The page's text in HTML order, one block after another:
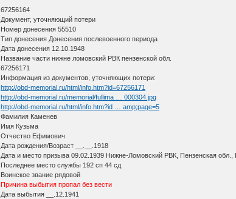
67256164
Документ, уточняющий потери
Номер донесения 55510
Тип донесения Донесения послевоенного периода
Дата донесения 12.10.1948
Название части нижне ломовский РВК пензенской обл.
67256171
Информация из документов, уточняющих потери:
http://obd-memorial.ru/html/info.htm?id=67256171
http://obd-memorial.ru/memorial/fullima … 000304.jpg
http://obd-memorial.ru/html/info.htm?id … amp;page=5
Фамилия Каменев
Имя Кузьма
Отчество Ефимович
Дата рождения/Возраст __.__.1918
Дата и место призыва 09.02.1939 Нижне-Ломовский РВК, Пензенская
Последнее место службы 192 сп 44 сд
Воинское звание рядовой
Причина выбытия пропал без вести
Дата выбытия __.12.1941